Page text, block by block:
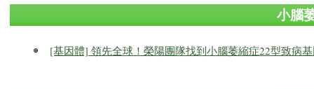
小腦
[基因體] 領先全球！榮陽團隊找到小腦萎縮症22型致病